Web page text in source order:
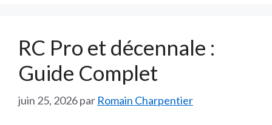
RC Pro et décennale :
Guide Complet
juin 25, 2026par Romain Charpentier